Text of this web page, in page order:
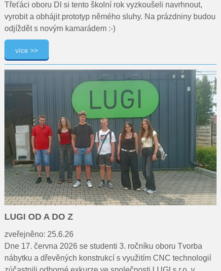
Třeťáci oboru DI si tento školní rok vyzkoušeli navrhnout,
vyrobit a obhájit prototyp němého sluhy. Na prázdniny budou
odjíždět s novým kamarádem :-)
více >>
LUGI OD A DO Z
zveřejněno: 25.6.26
Dne 17. června 2026 se studenti 3. ročníku oboru Tvorba
nábytku a dřevěných konstrukcí s využitím CNC technologií